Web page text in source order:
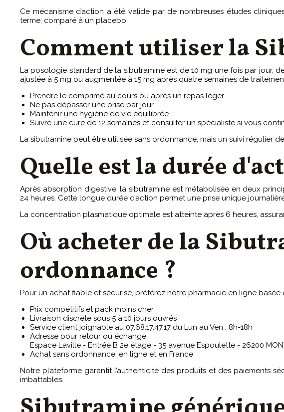
Ce mécanisme d’action a été validé par de nombreuses études
terme, comparé à un placebo.
Comment utiliser la
La posologie standard de la sibutramine est de 10 mg une fois par jour,
ajustée à 5 mg ou augmentée à 15 mg après quatre semaines de
Prendre le comprimé au cours ou après un repas léger
Ne pas dépasser une prise par jour
Maintenir une hygiène de vie équilibrée
Suivre une cure de 12 semaines et consulter un spécialiste si vous
La sibutramine peut être utilisée sans ordonnance, mais un suivi régulier
Quelle est la durée
Après absorption digestive, la sibutramine est métabolisée en deux
24 heures. Cette longue durée d’action permet une prise unique
La concentration plasmatique optimale est atteinte après 6 heures,
Où acheter de la
ordonnance ?
Pour un achat fiable et sécurisé, préférez notre pharmacie en ligne
Prix compétitifs et pack moins cher
Livraison discrète sous 5 à 10 jours ouvrés
Service client joignable au 07.68.17.47.17 du Lun au Ven : 8h-18h
Adresse pour retour ou échange :
Espace Laville - Entrée B 2e étage - 35 avenue Espoulette - 26200
Achat sans ordonnance, en ligne et en France
Notre plateforme garantit l’authenticité des produits et des paiements
imbattables.